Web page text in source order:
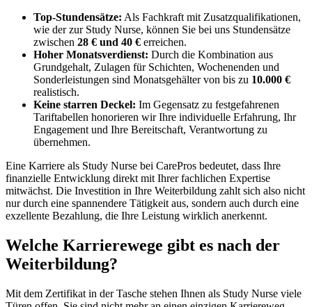
Top-Stundensätze: Als Fachkraft mit Zusatzqualifikationen,
wie der zur Study Nurse, können Sie bei uns Stundensätze
zwischen 28 € und 40 € erreichen.
Hoher Monatsverdienst: Durch die Kombination aus
Grundgehalt, Zulagen für Schichten, Wochenenden und
Sonderleistungen sind Monatsgehälter von bis zu 10.000 €
realistisch.
Keine starren Deckel: Im Gegensatz zu festgefahrenen
Tariftabellen honorieren wir Ihre individuelle Erfahrung, Ihr
Engagement und Ihre Bereitschaft, Verantwortung zu
übernehmen.
Eine Karriere als Study Nurse bei CarePros bedeutet, dass Ihre
finanzielle Entwicklung direkt mit Ihrer fachlichen Expertise
mitwächst. Die Investition in Ihre Weiterbildung zahlt sich also nicht
nur durch eine spannendere Tätigkeit aus, sondern auch durch eine
exzellente Bezahlung, die Ihre Leistung wirklich anerkennt.
Welche Karrierewege gibt es nach der
Weiterbildung?
Mit dem Zertifikat in der Tasche stehen Ihnen als Study Nurse viele